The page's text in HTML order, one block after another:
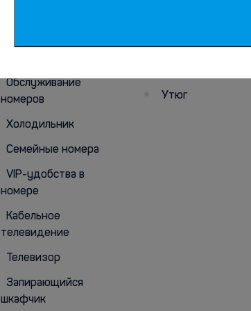
Обслуживание
номеров
Холодильник
Семейные номера
VIP-удобства в
номере
Кабельное
телевидение
Телевизор
Запирающийся
шкафчик
Хранение багажа
Утюг